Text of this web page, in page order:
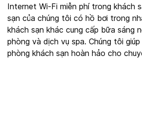
Internet Wi-Fi miễn phí trong khách
sạn của chúng tôi có hồ bơi trong
khách sạn khác cung cấp bữa sáng
phòng và dịch vụ spa. Chúng tôi
phòng khách sạn hoàn hảo cho